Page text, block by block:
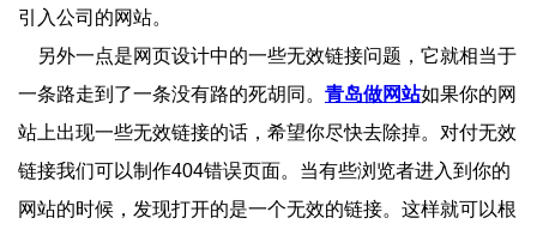
引入公司的网站。
另外一点是网页设计中的一些无效链接问题，它就相当于
一条路走到了一条没有路的死胡同。 青岛做网站如果你的网
站上出现一些无效链接的话，希望你尽快去除掉。对付无效
链接我们可以制作404错误页面。当有些浏览者进入到你的
网站的时候，发现打开的是一个无效的链接。这样就可以根